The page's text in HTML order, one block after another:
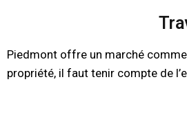
Piedmont offre un marché
propriété, il faut tenir compte de